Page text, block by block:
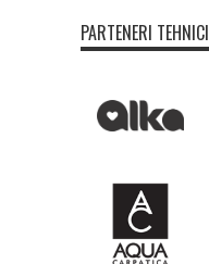
PARTENERI TEHNICI